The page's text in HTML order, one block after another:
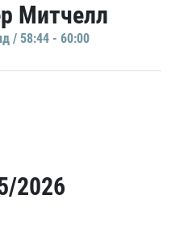
Митчелл
/ 58:44 - 60:00
2026